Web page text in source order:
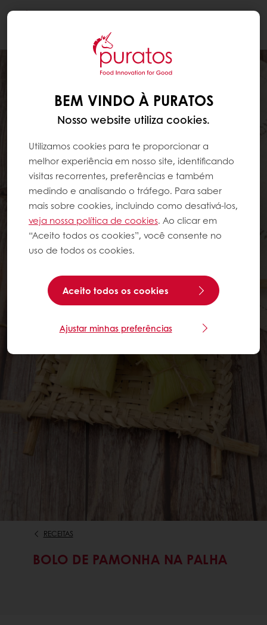
RECEITAS
BOLO DE PAMONHA NA PALHA
BEM VINDO À PURATOS
Nosso website utiliza cookies.
Utilizamos cookies para te proporcionar a
melhor experiência em nosso site, identificando
visitas recorrentes, preferências e também
medindo e analisando o tráfego. Para saber
mais sobre cookies, incluindo como desativá-los,
veja nossa política de cookies. Ao clicar em
“Aceito todos os cookies”, você consente no
uso de todos os cookies.
Aceito todos os cookies
Ajustar minhas preferências